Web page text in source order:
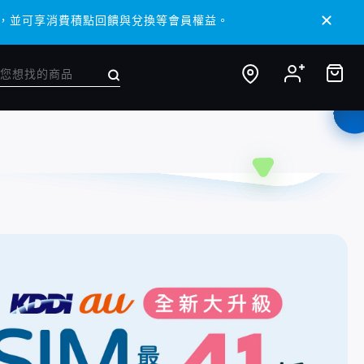
可享消費積點回饋與兌換等會員權益。
可享消費積點回饋與兌換等會員權益。